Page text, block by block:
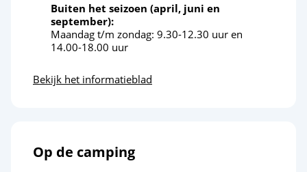
Ontspanning en welzijn
Pretpark
Seignosse
Buiten het seizoen (april, juni en
september):
Maandag t/m zondag: 9.30-12.30 uur en
14.00-18.00 uur
Bekijk het informatieblad
Op de camping